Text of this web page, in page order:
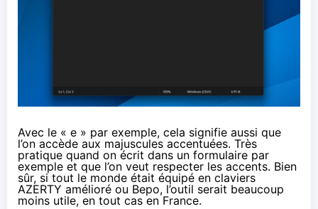
Avec le « e » par exemple, cela signifie aussi que
l’on accède aux majuscules accentuées. Très
pratique quand on écrit dans un formulaire par
exemple et que l’on veut respecter les accents. Bien
sûr, si tout le monde était équipé en claviers
AZERTY amélioré ou Bepo, l’outil serait beaucoup
moins utile, en tout cas en France.